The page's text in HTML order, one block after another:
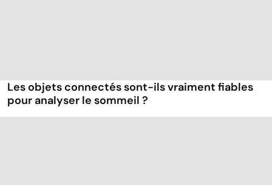
Les objets connectés sont-ils vraiment fiables
pour analyser le sommeil ?